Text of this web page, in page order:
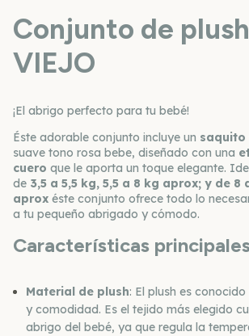
Conjunto de
VIEJO
¡El abrigo perfecto para tu bebé!
Éste adorable conjunto incluye un saquito
suave tono rosa bebe, diseñado con una
cuero que le aporta un toque elegante.
de 3,5 a 5,5 kg, 5,5 a 8 kg aprox; y de 8
aprox éste conjunto ofrece todo lo
a tu pequeño abrigado y cómodo.
Características
Material de plush: El plush es
y comodidad. Es el tejido más elegido
abrigo del bebé, ya que regula la